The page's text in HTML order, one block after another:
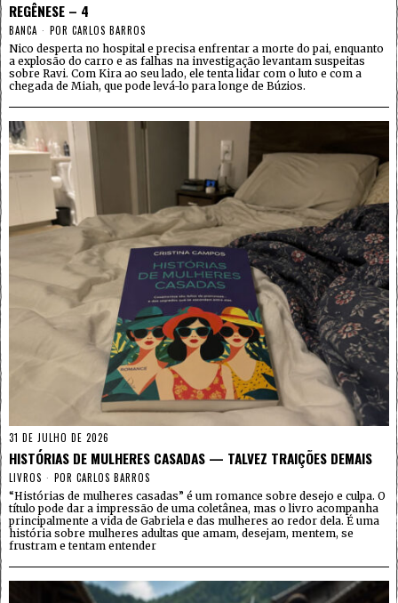
REGÊNESE – 4
BANCA POR CARLOS BARROS
Nico desperta no hospital e precisa enfrentar a morte do pai, enquanto
a explosão do carro e as falhas na investigação levantam suspeitas
sobre Ravi. Com Kira ao seu lado, ele tenta lidar com o luto e com a
chegada de Miah, que pode levá-lo para longe de Búzios.
31 DE JULHO DE 2026
HISTÓRIAS DE MULHERES CASADAS — TALVEZ TRAIÇÕES DEMAIS
LIVROS POR CARLOS BARROS
“Histórias de mulheres casadas” é um romance sobre desejo e culpa. O
título pode dar a impressão de uma coletânea, mas o livro acompanha
principalmente a vida de Gabriela e das mulheres ao redor dela. É uma
história sobre mulheres adultas que amam, desejam, mentem, se
frustram e tentam entender